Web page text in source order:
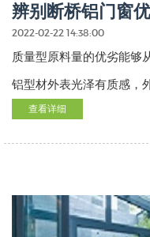
辨别断桥铝门窗
2022-02-22 14:38:00
质量型原料量的优劣能够
铝型材外表光泽有质感，
查看详细